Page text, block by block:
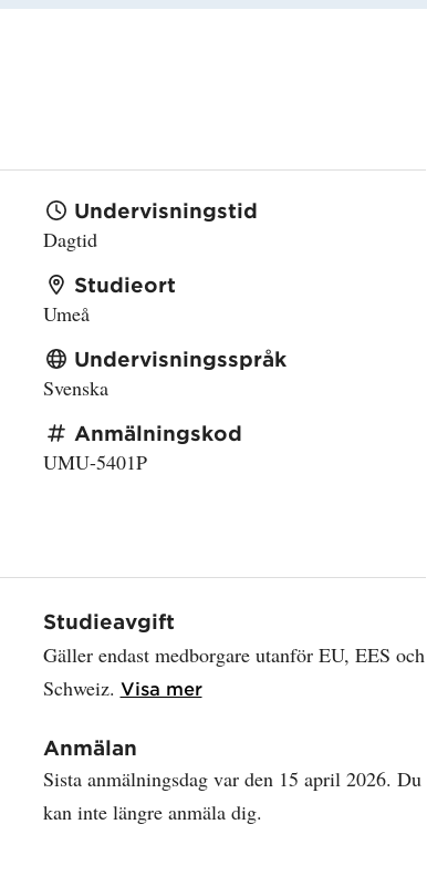
Undervisningstid
Dagtid
Studieort
Umeå
Undervisningsspråk
Svenska
Anmälningskod
UMU-5401P
Studieavgift
Gäller endast medborgare utanför EU, EES och
Schweiz. Visa merLäs mer om Studieavgift
Anmälan
Sista anmälningsdag var den 15 april 2026. Du
kan inte längre anmäla dig.